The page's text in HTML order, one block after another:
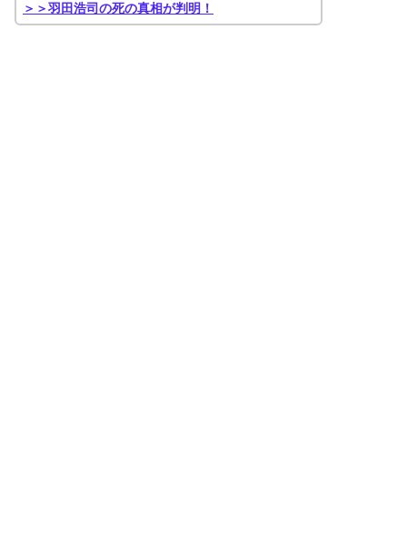
＞＞羽田浩司の死の真相が判明！